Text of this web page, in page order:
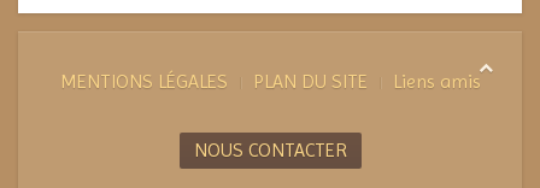
MENTIONS LÉGALES PLAN DU SITE Liens amis
NOUS CONTACTER